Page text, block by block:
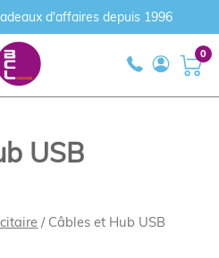
d'affaires depuis 1996
0
USB
/ Câbles et Hub USB